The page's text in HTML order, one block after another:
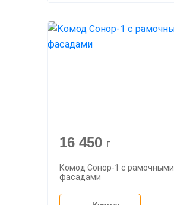
16 450 г
Комод Сонор-1 с рамочными
фасадами